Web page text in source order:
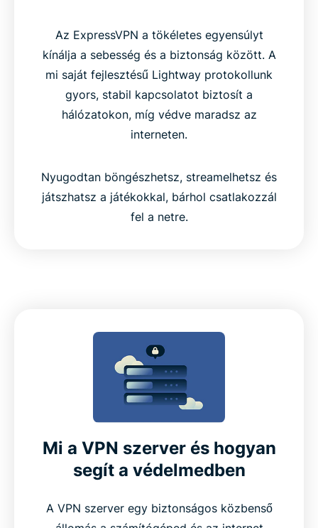
Az ExpressVPN a tökéletes egyensúlyt
kínálja a sebesség és a biztonság között. A
mi saját fejlesztésű Lightway protokollunk
gyors, stabil kapcsolatot biztosít a
hálózatokon, míg védve maradsz az
interneten.
Nyugodtan böngészhetsz, streamelhetsz és
játszhatsz a játékokkal, bárhol csatlakozzál
fel a netre.
Mi a VPN szerver és hogyan
segít a védelmedben
A VPN szerver egy biztonságos közbenső